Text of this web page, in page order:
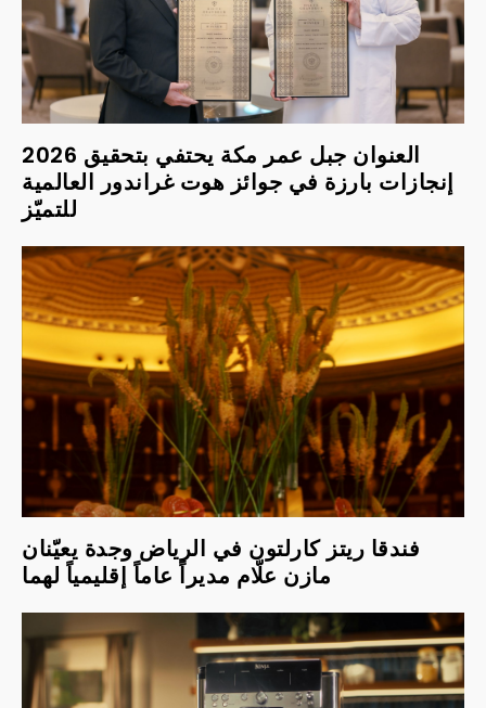
2026 العنوان جبل عمر مكة يحتفي بتحقيق
إنجازات بارزة في جوائز هوت غراندور العالمية
للتميّز
فندقا ريتز كارلتون في الرياض وجدة يعيّنان
مازن علّام مديراً عاماً إقليمياً لهما